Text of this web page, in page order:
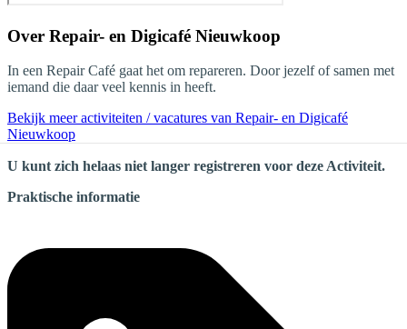
Over Repair- en Digicafé Nieuwkoop
In een Repair Café gaat het om repareren. Door jezelf of samen met
iemand die daar veel kennis in heeft.
Bekijk meer activiteiten / vacatures van Repair- en Digicafé
Nieuwkoop
U kunt zich helaas niet langer registreren voor deze Activiteit.
Praktische informatie